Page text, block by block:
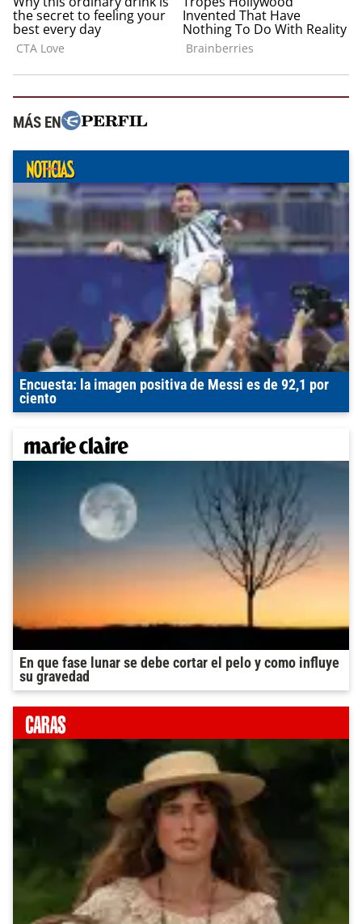
MÁS EN
Encuesta: la imagen positiva de Messi es de 92,1 por
ciento
En que fase lunar se debe cortar el pelo y como influye
su gravedad